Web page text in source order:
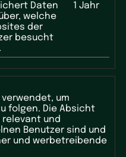
Daten
welche
der
besucht
1 Jahr
um
folgen. Die Absicht
relevant und
Benutzer sind und
und werbetreibende